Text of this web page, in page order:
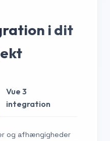
i dit
Vue 3
integration
og afhængigheder